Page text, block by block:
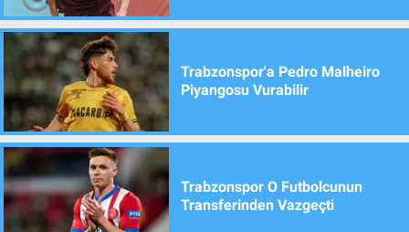
Trabzonspor'a Pedro Malheiro
Piyangosu Vurabilir
Trabzonspor O Futbolcunun
Transferinden Vazgeçti